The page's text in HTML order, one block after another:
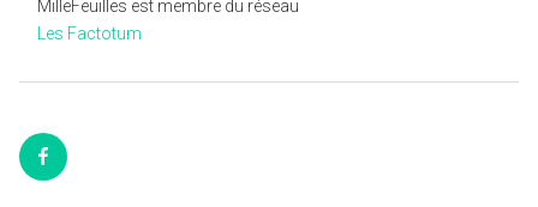
MilleFeuilles est membre du réseau
Les Factotum
Facebook